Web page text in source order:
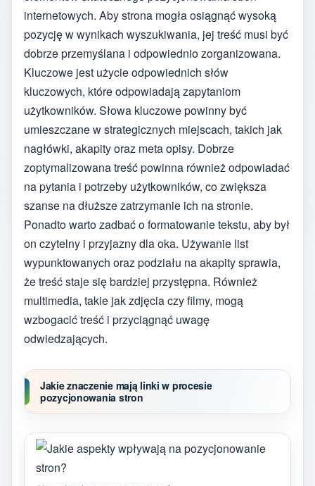
internetowych. Aby strona mogła osiągnąć wysoką
pozycję w wynikach wyszukiwania, jej treść musi być
dobrze przemyślana i odpowiednio zorganizowana.
Kluczowe jest użycie odpowiednich słów
kluczowych, które odpowiadają zapytaniom
użytkowników. Słowa kluczowe powinny być
umieszczane w strategicznych miejscach, takich jak
nagłówki, akapity oraz meta opisy. Dobrze
zoptymalizowana treść powinna również odpowiadać
na pytania i potrzeby użytkowników, co zwiększa
szanse na dłuższe zatrzymanie ich na stronie.
Ponadto warto zadbać o formatowanie tekstu, aby był
on czytelny i przyjazny dla oka. Używanie list
wypunktowanych oraz podziału na akapity sprawia,
że treść staje się bardziej przystępna. Również
multimedia, takie jak zdjęcia czy filmy, mogą
wzbogacić treść i przyciągnąć uwagę
odwiedzających.
Jakie znaczenie mają linki w procesie
pozycjonowania stron